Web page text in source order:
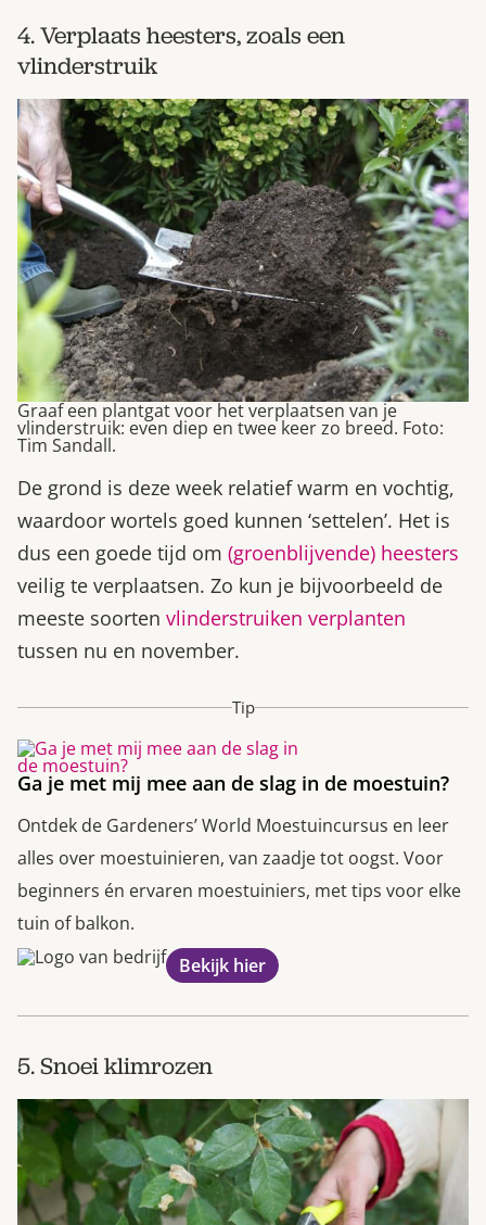
4. Verplaats heesters, zoals een
vlinderstruik
Graaf een plantgat voor het verplaatsen van je
vlinderstruik: even diep en twee keer zo breed. Foto:
Tim Sandall.
De grond is deze week relatief warm en vochtig,
waardoor wortels goed kunnen ‘settelen’. Het is
dus een goede tijd om (groenblijvende) heesters
veilig te verplaatsen. Zo kun je bijvoorbeeld de
meeste soorten vlinderstruiken verplanten
tussen nu en november.
Tip
Ga je met mij mee aan de slag in de moestuin?
Ontdek de Gardeners’ World Moestuincursus en leer
alles over moestuinieren, van zaadje tot oogst. Voor
beginners én ervaren moestuiniers, met tips voor elke
tuin of balkon.
Bekijk hier
5. Snoei klimrozen